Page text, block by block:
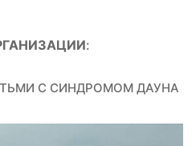
:
С СИНДРОМОМ ДАУНА